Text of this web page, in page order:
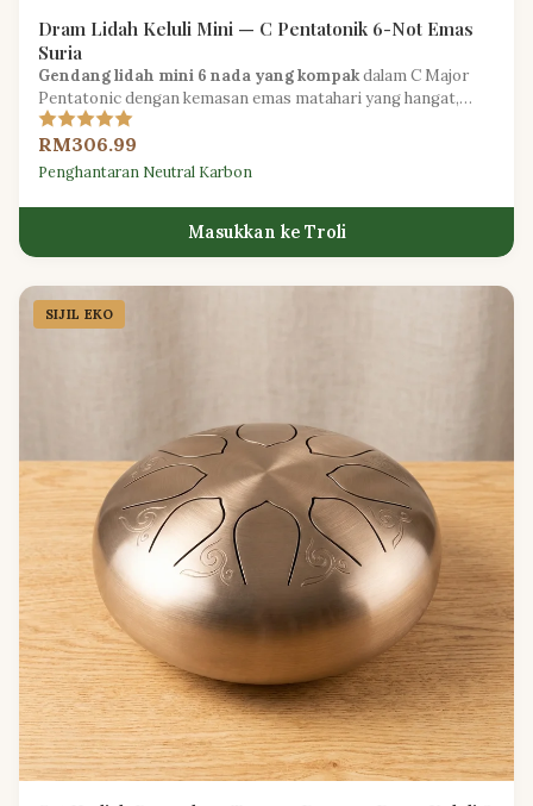
Dram Lidah Keluli Mini — C Pentatonik 6-Not Emas
Suria
Gendang lidah mini 6 nada yang kompakdalam C Major
Pentatonic dengan kemasan emas matahari yang hangat,
ideal untuk meditasi perjalanan dan memperkenalkan kanak-
kanak kepada muzik.
RM306.99
Penghantaran Neutral Karbon
Masukkan ke Troli
SIJIL EKO